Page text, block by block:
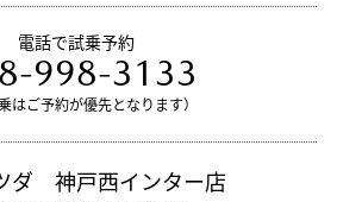
電話で試乗予約
998-3133
はご予約が優先となります）
ダ 神戸西インター店